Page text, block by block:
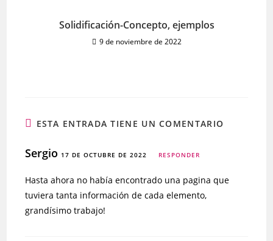
Solidificación-Concepto, ejemplos
9 de noviembre de 2022
ESTA ENTRADA TIENE UN COMENTARIO
Sergio 17 DE OCTUBRE DE 2022 RESPONDER
Hasta ahora no había encontrado una pagina que
tuviera tanta información de cada elemento,
grandísimo trabajo!